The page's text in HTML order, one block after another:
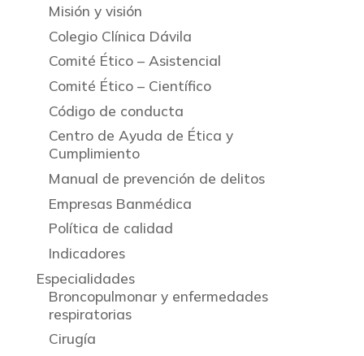
Misión y visión
Colegio Clínica Dávila
Comité Ético – Asistencial
Comité Ético – Científico
Código de conducta
Centro de Ayuda de Ética y
Cumplimiento
Manual de prevención de delitos
Empresas Banmédica
Política de calidad
Indicadores
Especialidades
Broncopulmonar y enfermedades
respiratorias
Cirugía